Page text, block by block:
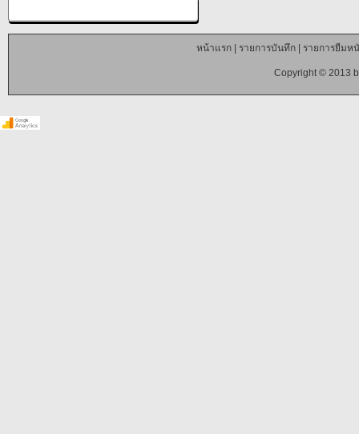
หน้าแรก| รายการบันทึก| รายการยืมห
Copyright © 2013